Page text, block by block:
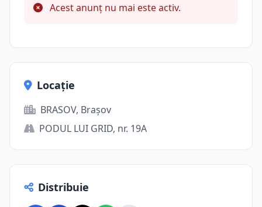
Acest anunț nu mai este activ.
Locație
BRASOV, Brașov
PODUL LUI GRID, nr. 19A
Distribuie